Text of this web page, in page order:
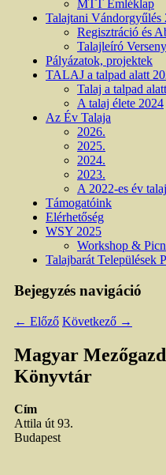
MTT Emléklap
Talajtani Vándorgyűlés
Regisztráció és
Talajleíró Verseny
Pályázatok, projektek
TALAJ a talpad alatt
Talaj a talpad
A talaj élete 2024
Az Év Talaja
2026.
2025.
2024.
2023.
A 2022-es év
Támogatóink
Elérhetőség
WSY 2025
Workshop &
Talajbarát Települések
Bejegyzés navigáció
← Előző Következő →
Magyar
Könyvtár
Cím
Attila út 93.
Budapest